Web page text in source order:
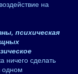
на
психическая
ничего сделать
одном